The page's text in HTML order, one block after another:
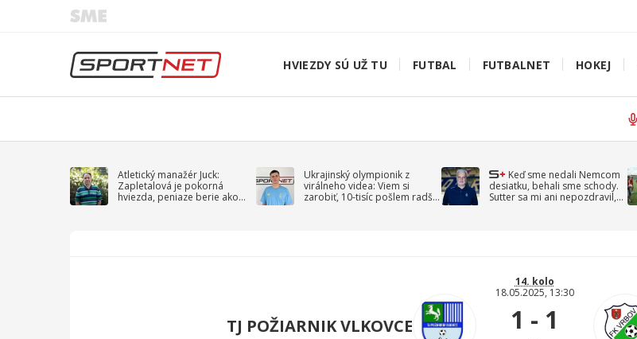
HVIEZDY SÚ UŽ TU FUTBAL FUTBALNET HOKEJ
Atletický manažér Juck:
Zapletalová je pokorná
hviezda, peniaze berie ako
Ukrajinský olympionik z
virálneho videa: Viem si
zarobiť, 10-tisíc pošlem radšej
Keď sme nedali Nemcom
desiatku, behali sme schody.
Sutter sa mi ani nepozdravil,
TJ POŽIARNIK VLKOVCE
14. kolo
18.05.2025, 13:30
1 - 1